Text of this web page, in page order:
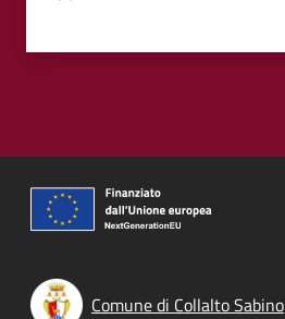
Comune di Collalto Sabino